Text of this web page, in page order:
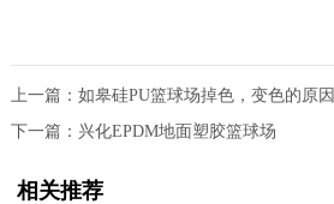
上一篇： 如皋硅PU篮球场掉色，变色的原因
下一篇： 兴化EPDM地面塑胶篮球场
相关推荐